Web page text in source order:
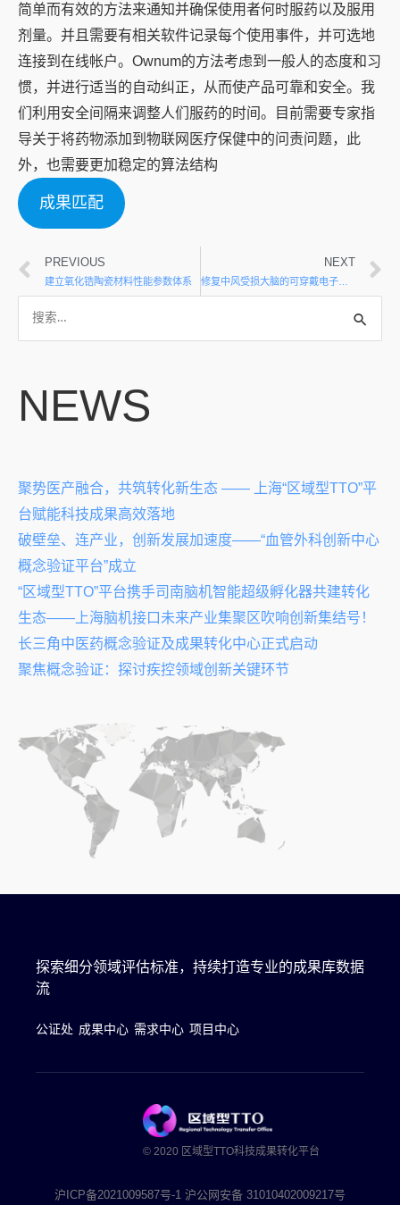
简单而有效的方法来通知并确保使用者何时服药以及服用
剂量。并且需要有相关软件记录每个使用事件，并可选地
连接到在线帐户。Ownum的方法考虑到一般人的态度和习
惯，并进行适当的自动纠正，从而使产品可靠和安全。我
们利用安全间隔来调整人们服药的时间。目前需要专家指
导关于将药物添加到物联网医疗保健中的问责问题，此
外，也需要更加稳定的算法结构
成果匹配
PREVIOUS
建立氧化锆陶瓷材料性能参数体系
NEXT
修复中风受损大脑的可穿戴电子产品
NEWS
聚势医产融合，共筑转化新生态 —— 上海“区域型TTO”平
台赋能科技成果高效落地
破壁垒、连产业，创新发展加速度——“血管外科创新中心
概念验证平台”成立
“区域型TTO”平台携手司南脑机智能超级孵化器共建转化
生态——上海脑机接口未来产业集聚区吹响创新集结号！
长三角中医药概念验证及成果转化中心正式启动
聚焦概念验证：探讨疾控领域创新关键环节
探索细分领域评估标准，持续打造专业的成果库数据
流
公证处 成果中心 需求中心 项目中心
© 2020 区域型TTO科技成果转化平台
沪ICP备2021009587号-1 沪公网安备 31010402009217号